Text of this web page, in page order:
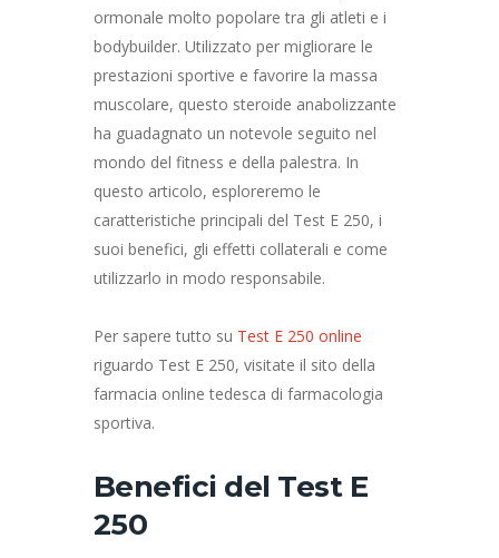
ormonale molto popolare tra gli atleti e i
bodybuilder. Utilizzato per migliorare le
prestazioni sportive e favorire la massa
muscolare, questo steroide anabolizzante
ha guadagnato un notevole seguito nel
mondo del fitness e della palestra. In
questo articolo, esploreremo le
caratteristiche principali del Test E 250, i
suoi benefici, gli effetti collaterali e come
utilizzarlo in modo responsabile.
Per sapere tutto su Test E 250 online
riguardo Test E 250, visitate il sito della
farmacia online tedesca di farmacologia
sportiva.
Benefici del Test E
250